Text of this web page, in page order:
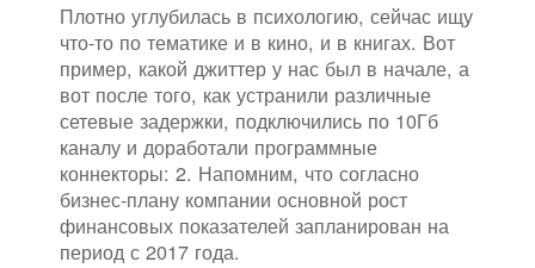
Плотно углубилась в психологию, сейчас ищу
что-то по тематике и в кино, и в книгах. Вот
пример, какой джиттер у нас был в начале, а
вот после того, как устранили различные
сетевые задержки, подключились по 10Гб
каналу и доработали программные
коннекторы: 2. Напомним, что согласно
бизнес-плану компании основной рост
финансовых показателей запланирован на
период с 2017 года.